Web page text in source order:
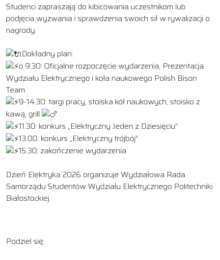
Studenci zapraszają do kibicowania uczestnikom lub
podjęcia wyzwania i sprawdzenia swoich sił w rywalizacji o
nagrody.
Dokładny plan:
o 9.30: Oficjalne rozpoczęcie wydarzenia, Prezentacja
Wydziału Elektrycznego i koła naukowego Polish Bison
Team
9-14.30: targi pracy, stoiska kół naukowych, stoisko z
kawą, grill
11.30: konkurs „Elektryczny Jeden z Dziesięciu”
13.00: konkurs „Elektryczny trójbój”
15.30: zakończenie wydarzenia
Dzień Elektryka 2026 organizuje Wydziałowa Rada
Samorządu Studentów Wydziału Elektrycznego Politechniki
Białostockiej.
Podziel się: